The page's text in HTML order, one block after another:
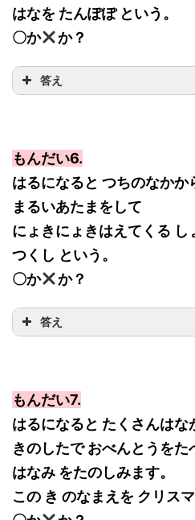
はなを たんぽぽ という。
〇か
か？
答え
もんだい6.
はるになると つちのなかか
まるいあたまをして
にょきにょきはえてくる し
つくし という。
〇か
か？
答え
もんだい7.
はるになると たくさんはな
きのしたで おべんとうをた
はなみ をたのしみます。
この き のなまえを クリス